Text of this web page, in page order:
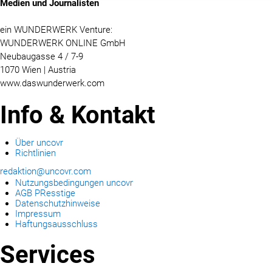
Medien und Journalisten
ein WUNDERWERK Venture:
WUNDERWERK ONLINE GmbH
Neubaugasse 4 / 7-9
1070 Wien | Austria
www.daswunderwerk.com
Info & Kontakt
Über uncovr
Richtlinien
redaktion@uncovr.com
Nutzungsbedingungen uncovr
AGB PResstige
Datenschutzhinweise
Impressum
Haftungsausschluss
Services